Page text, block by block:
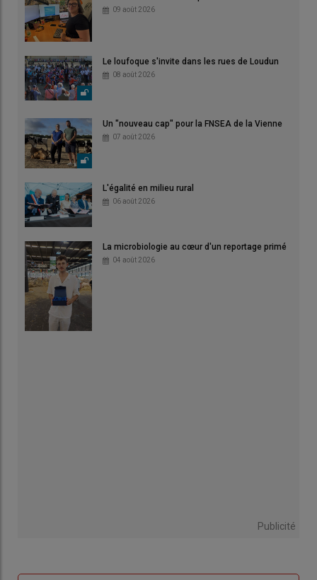
09 août 2026
Le loufoque s'invite dans les rues de Loudun
08 août 2026
Un "nouveau cap" pour la FNSEA de la Vienne
07 août 2026
L'égalité en milieu rural
06 août 2026
La microbiologie au cœur d'un reportage primé
04 août 2026
Publicité